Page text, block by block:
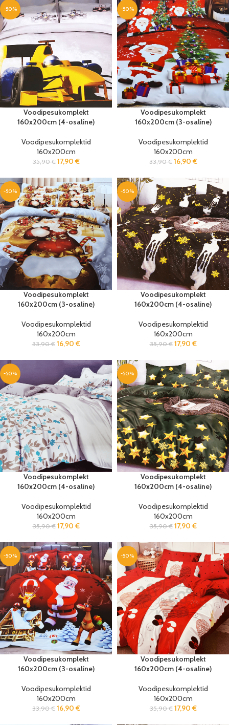
-50%
Voodipesukomplekt
160x200cm (4-osaline)
Voodipesukomplektid
160x200cm
35,90€ 17,90 €
-50%
Voodipesukomplekt
160x200cm (3-osaline)
Voodipesukomplektid
160x200cm
33,90€ 16,90 €
-50%
Voodipesukomplekt
160x200cm (3-osaline)
Voodipesukomplektid
160x200cm
33,90€ 16,90 €
-50%
Voodipesukomplekt
160x200cm (4-osaline)
Voodipesukomplektid
160x200cm
35,90€ 17,90 €
-50%
Voodipesukomplekt
160x200cm (4-osaline)
Voodipesukomplektid
160x200cm
35,90€ 17,90 €
-50%
Voodipesukomplekt
160x200cm (4-osaline)
Voodipesukomplektid
160x200cm
35,90€ 17,90 €
-50%
Voodipesukomplekt
160x200cm (3-osaline)
Voodipesukomplektid
160x200cm
33,90€ 16,90 €
-50%
Voodipesukomplekt
160x200cm (4-osaline)
Voodipesukomplektid
160x200cm
35,90€ 17,90 €